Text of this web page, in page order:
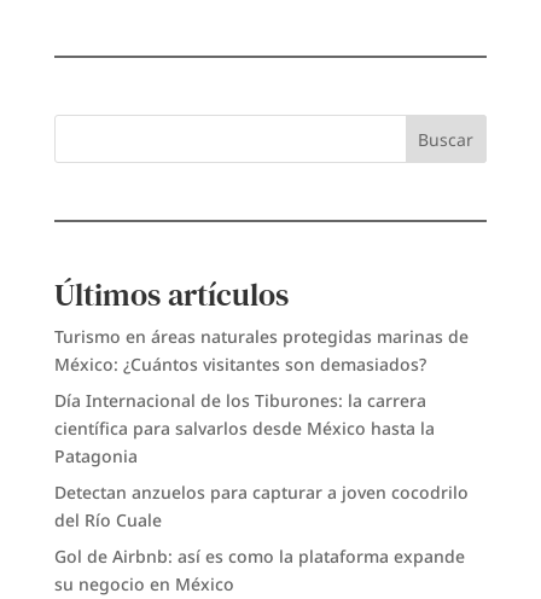
Buscar
Últimos artículos
Turismo en áreas naturales protegidas marinas de
México: ¿Cuántos visitantes son demasiados?
Día Internacional de los Tiburones: la carrera
científica para salvarlos desde México hasta la
Patagonia
Detectan anzuelos para capturar a joven cocodrilo
del Río Cuale
Gol de Airbnb: así es como la plataforma expande
su negocio en México